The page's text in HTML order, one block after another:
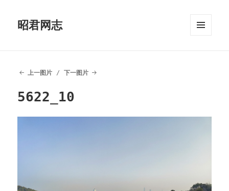
昭君网志
上一图片 下一图片
5622_10